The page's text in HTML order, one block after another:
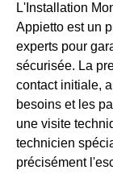
L'Installation
Appietto est un
experts pour
sécurisée. La
contact initiale,
besoins et les
une visite
technicien
précisément